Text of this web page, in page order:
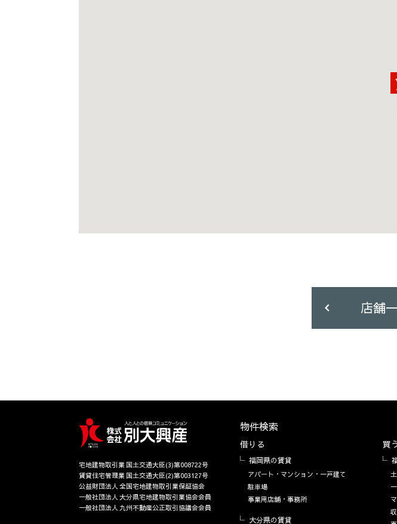
店舗
宅地建物取引業 国土交通大臣(3)第008722号
賃貸住宅管理業 国土交通大臣(2)第003127号
公益財団法人 全国宅地建物取引業保証協会
一般社団法人 大分県宅地建物取引業協会会員
一般社団法人 九州不動産公正取引協議会会員
物件検索
借りる
福岡県の賃貸
アパート・マンション・一戸建て
駐⾞場
事業用店舗・事務所
大分県の賃貸
買う